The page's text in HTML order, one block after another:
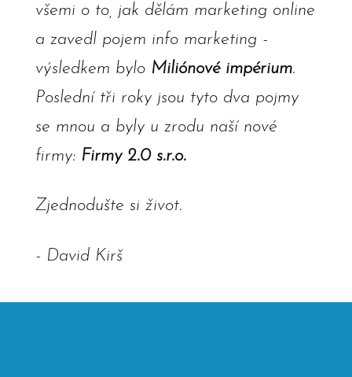
všemi o to, jak dělám marketing online
a zavedl pojem info marketing -
výsledkem bylo Miliónové impérium.
Poslední tři roky jsou tyto dva pojmy
se mnou a byly u zrodu naší nové
firmy: Firmy 2.0 s.r.o.
Zjednodušte si život.
- David Kirš